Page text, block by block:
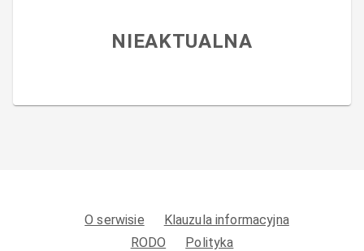
NIEAKTUALNA
O serwisie
Klauzula informacyjna
RODO
Polityka